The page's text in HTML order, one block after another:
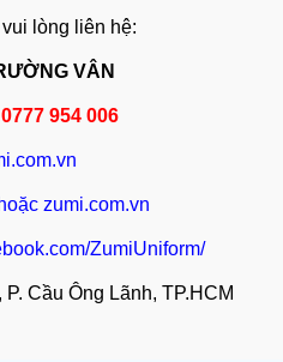
lòng liên hệ:
VÂN
954 006
hoặc zumi.com.vn
ZumiUniform/
Cầu Ông Lãnh, TP.HCM